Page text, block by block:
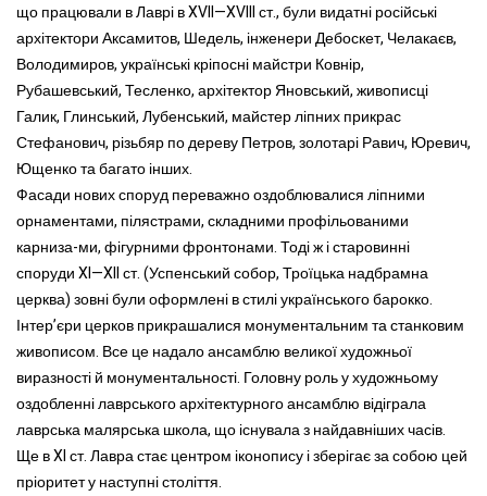
що працювали в Лаврі в XVII—XVIII ст., були видатні російські
архітектори Аксамитов, Шедель, інженери Дебоскет, Челакаєв,
Володимиров, українські кріпосні майстри Ковнір,
Рубашевський, Тесленко, архітектор Яновський, живописці
Галик, Глинський, Лубенський, майстер ліпних прикрас
Стефанович, різьбяр по дереву Петров, золотарі Равич, Юревич,
Ющенко та багато інших.
Фасади нових споруд переважно оздоблювалися ліпними
орнаментами, пілястрами, складними профільованими
карниза-ми, фігурними фронтонами. Тоді ж і старовинні
споруди XI—XII ст. (Успенський собор, Троїцька надбрамна
церква) зовні були оформлені в стилі українського барокко.
Інтер’єри церков прикрашалися монументальним та станковим
живописом. Все це надало ансамблю великої художньої
виразності й монументальності. Головну роль у художньому
оздобленні лаврського архітектурного ансамблю відіграла
лаврська малярська школа, що існувала з найдавніших часів.
Ще в XI ст. Лавра стає центром іконопису і зберігає за собою цей
пріоритет у наступні століття.